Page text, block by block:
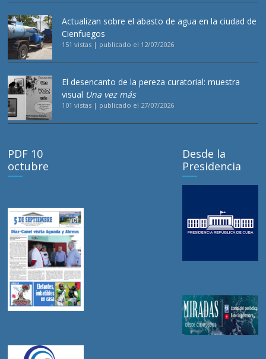
Actualizan sobre el abasto de agua en la ciudad de
Cienfuegos
151 vistas | publicado el 12/07/2026
El desencanto de la pereza curatorial: muestra
visual Una vez más
101 vistas | publicado el 27/07/2026
PDF 10
octubre
Desde la
Presidencia